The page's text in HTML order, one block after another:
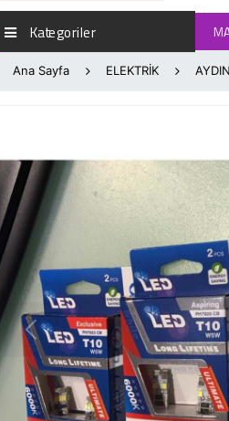
Kategoriler
Ana Sayfa ELEKTRİK